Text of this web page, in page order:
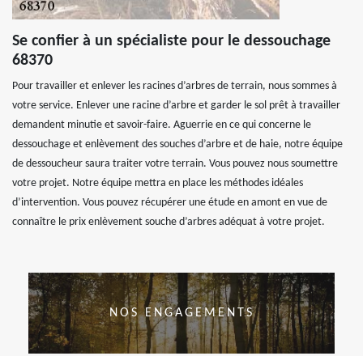
Se confier à un spécialiste pour le dessouchage
68370
Pour travailler et enlever les racines d’arbres de terrain, nous sommes à
votre service. Enlever une racine d’arbre et garder le sol prêt à travailler
demandent minutie et savoir-faire. Aguerrie en ce qui concerne le
dessouchage et enlèvement des souches d’arbre et de haie, notre équipe
de dessoucheur saura traiter votre terrain. Vous pouvez nous soumettre
votre projet. Notre équipe mettra en place les méthodes idéales
d’intervention. Vous pouvez récupérer une étude en amont en vue de
connaître le prix enlèvement souche d’arbres adéquat à votre projet.
NOS ENGAGEMENTS